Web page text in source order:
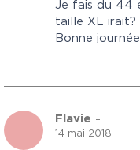
Je fais du 44
taille XL irait?
Bonne journée
Flavie –
14 mai 2018